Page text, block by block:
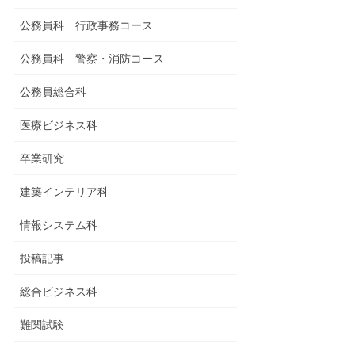
公務員科 行政事務コース
公務員科 警察・消防コース
公務員総合科
医療ビジネス科
卒業研究
建築インテリア科
情報システム科
投稿記事
総合ビジネス科
難関試験